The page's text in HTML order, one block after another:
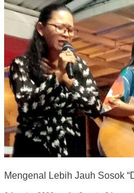
Mengenal Lebih Jauh Sosok